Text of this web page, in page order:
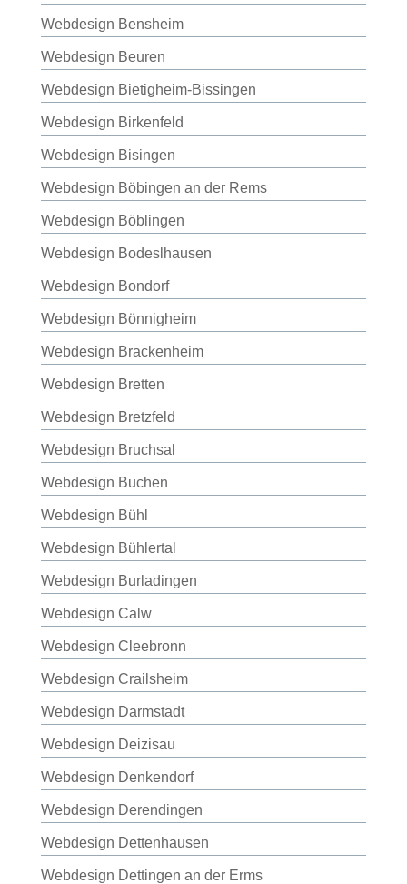
Webdesign Bensheim
Webdesign Beuren
Webdesign Bietigheim-Bissingen
Webdesign Birkenfeld
Webdesign Bisingen
Webdesign Böbingen an der Rems
Webdesign Böblingen
Webdesign Bodeslhausen
Webdesign Bondorf
Webdesign Bönnigheim
Webdesign Brackenheim
Webdesign Bretten
Webdesign Bretzfeld
Webdesign Bruchsal
Webdesign Buchen
Webdesign Bühl
Webdesign Bühlertal
Webdesign Burladingen
Webdesign Calw
Webdesign Cleebronn
Webdesign Crailsheim
Webdesign Darmstadt
Webdesign Deizisau
Webdesign Denkendorf
Webdesign Derendingen
Webdesign Dettenhausen
Webdesign Dettingen an der Erms